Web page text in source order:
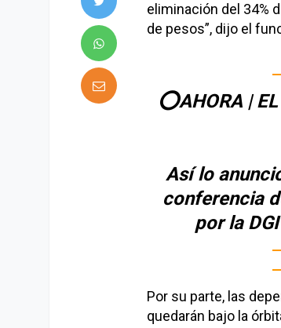
eliminación del 34%
de pesos”, dijo el
⭕AHORA |
Así lo
conferencia
por la
Por su parte, las
quedarán bajo la